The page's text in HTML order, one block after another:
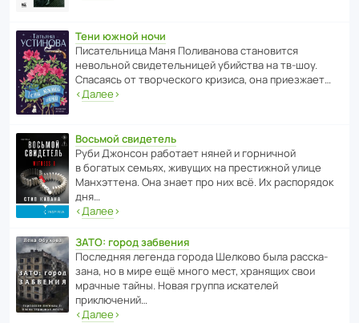
Тени южной ночи
Писа­тель­ница Маня Поли­ва­нова стано­вится
невольной свиде­тель­ницей убийства на тв-шоу.
Спасаясь от твор­че­с­кого кризиса, она приезжает…
‹Далее›
Восьмой свидетель
Руби Джонсон рабо­тает няней и горни­чной
в богатых семьях, живущих на прес­ти­жной улице
Манх­эт­тена. Она знает про них всё. Их распо­рядок
дня…
‹Далее›
ЗАТО: город забвения
После­дняя легенда города Шелково была расска­
зана, но в мире ещё много мест, хранящих свои
мрачные тайны. Новая группа иска­телей
приключений…
‹Далее›